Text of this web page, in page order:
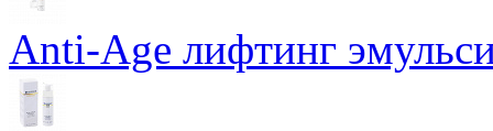
Anti-Age лифтинг